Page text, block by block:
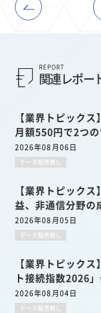
REPORT
関連レポー
【業界トピック
月額550円で2つ
2026年08月06日
データ販売無し
【業界トピック
益、非通信分野の
2026年08月05日
データ販売無し
【業界トピック
ト接続指数2026
2026年08月04日
データ販売無し